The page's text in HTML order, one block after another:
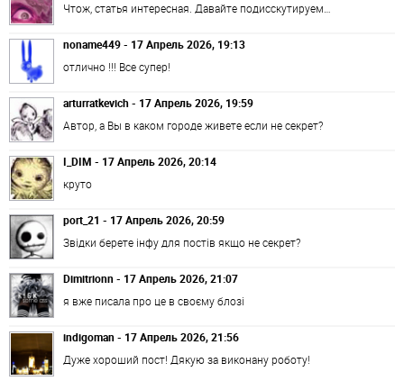
Чтож, статья интересная. Давайте подисскутируем…
noname449 - 17 Апрель 2026, 19:13
отлично !!! Все супер!
arturratkevich - 17 Апрель 2026, 19:59
Автор, а Вы в каком городе живете если не секрет?
I_DIM - 17 Апрель 2026, 20:14
круто
port_21 - 17 Апрель 2026, 20:59
Звідки берете інфу для постів якщо не секрет?
Dimitrionn - 17 Апрель 2026, 21:07
я вже писала про це в своєму блозі
indigoman - 17 Апрель 2026, 21:56
Дуже хороший пост! Дякую за виконану роботу!